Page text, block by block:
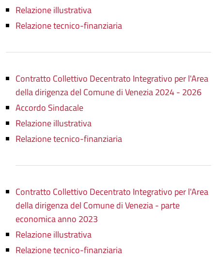
Relazione illustrativa
Relazione tecnico-finanziaria
Contratto Collettivo Decentrato Integrativo per l'Area
della dirigenza del Comune di Venezia 2024 - 2026
Accordo Sindacale
Relazione illustrativa
Relazione tecnico-finanziaria
Contratto Collettivo Decentrato Integrativo per l'Area
della dirigenza del Comune di Venezia - parte
economica anno 2023
Relazione illustrativa
Relazione tecnico-finanziaria